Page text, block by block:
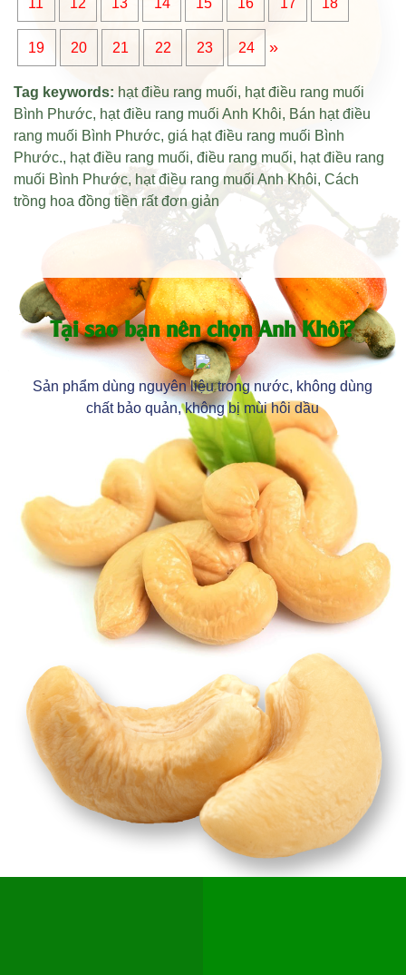
11 12 13 14 15 16 17 18
19 20 21 22 23 24 »
Tag keywords: hạt điều rang muối, hạt điều rang muối
Bình Phước, hạt điều rang muối Anh Khôi, Bán hạt điều
rang muối Bình Phước,giá hạt điều rang muối Bình
Phước., hạt điều rang muối,điều rang muối, hạt điều rang
muối Bình Phước, hạt điều rang muối Anh Khôi,Cách
trồng hoa đồng tiền rất đơn giản
Tại sao bạn nên chọn Anh Khôi?
Sản phẩm dùng nguyên liệu trong nước, không dùng
chất bảo quản, không bị mùi hôi dầu